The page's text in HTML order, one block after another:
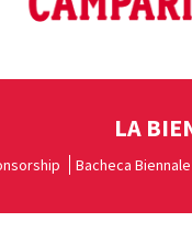
LA
Bacheca Biennale